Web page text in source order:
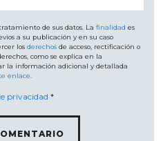
de sus datos. Lafinalidad es
a su publicación y en su caso
losderechos de acceso, rectificación o
como se explica en la
la información adicional y detallada
enlace
privacidad *